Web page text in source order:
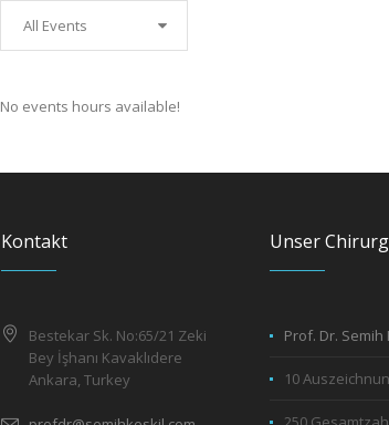
All Events
No events hours available!
Kontakt
Bestekar Sk. No:65/21 Zeki
Bey İşhanı Kavaklıdere
Ankara, Turkey
Unser Chirurg
Prof. Dr. Semih
10